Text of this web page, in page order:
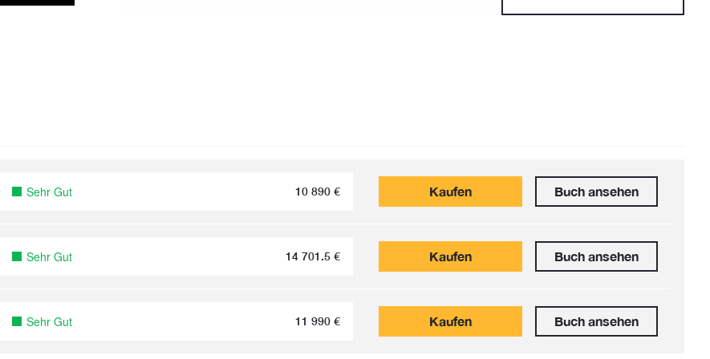
Sehr Gut 10 890 € Kaufen Buch ansehen
Sehr Gut 14 701.5 € Kaufen Buch ansehen
Sehr Gut 11 990 € Kaufen Buch ansehen